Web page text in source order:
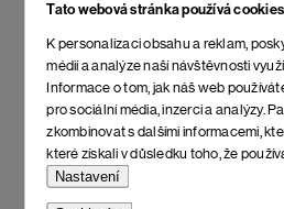
Tato webová stránka používá cookies
K personalizaci obsahu a reklam,
médií a analýze naší návštěvnosti
Informace o tom, jak náš web
pro sociální média, inzerci a analýzy.
zkombinovat s dalšími informacemi,
které získali v důsledku toho, že
Nastavení